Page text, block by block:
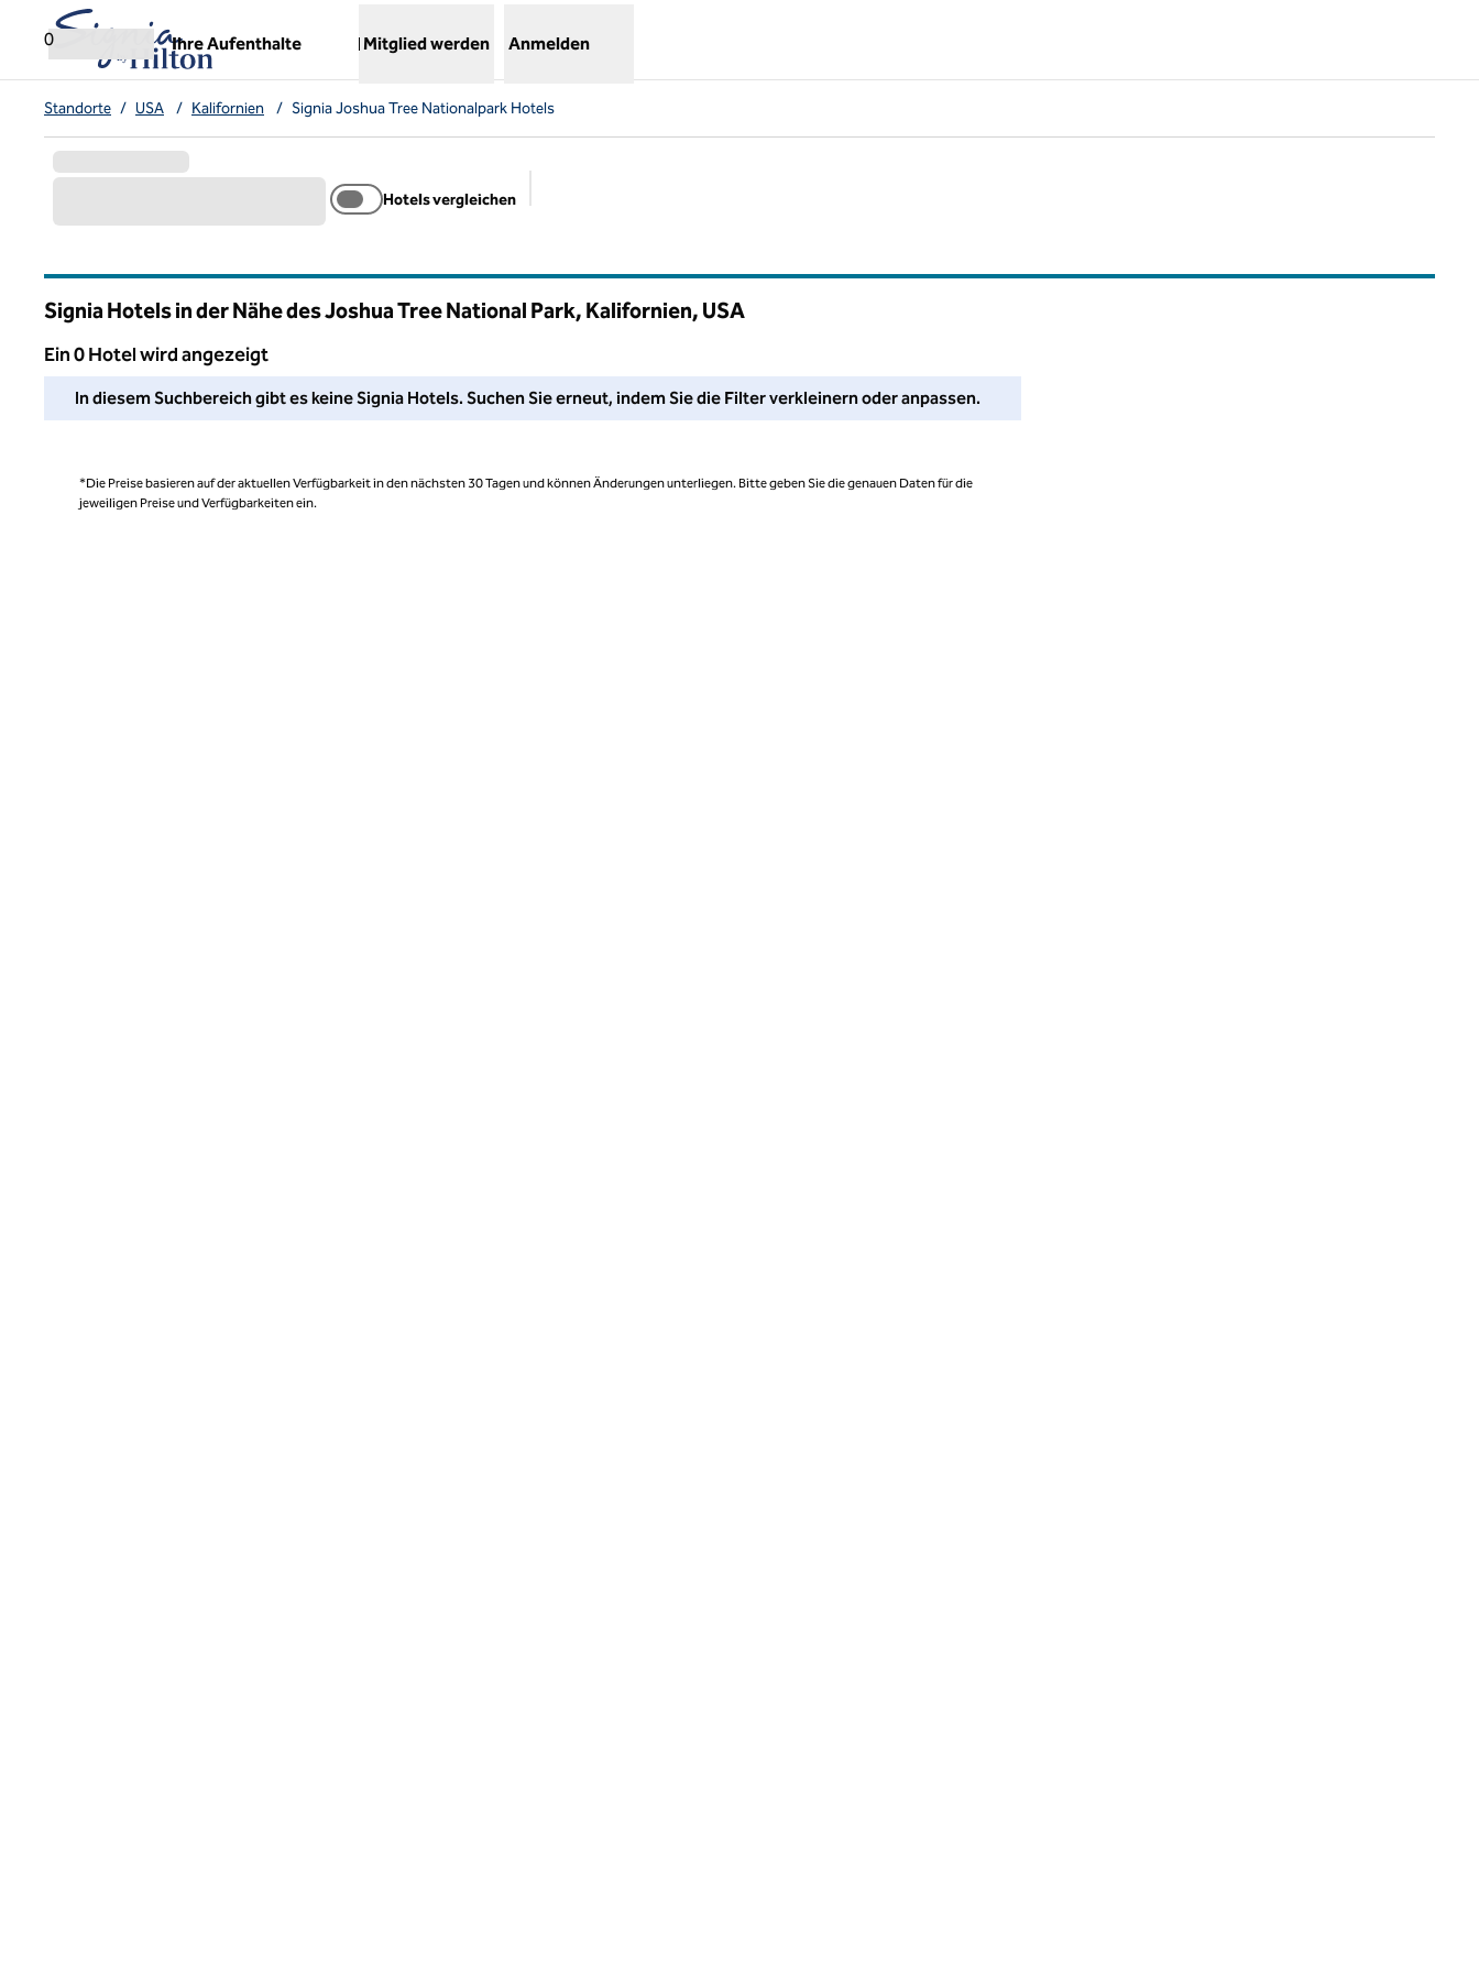
Weiter zum Inhalt
0
Ihre Aufenthalte Mitglied werden Anmelden
Standorte / USA / Kalifornien / Signia Joshua Tree Nationalpark Hotels
Hotels vergleichen
Signia Hotels in der Nähe des Joshua Tree National Park, Kalifornien, USA
Ein 0 Hotel wird angezeigt
Wir konnten in diesem Bereich kein Hotel für Sie finden. Passen Sie Ihre Filter an oder versuchen Sie, den Suchbereich zu vergrößern, um mehr Ergebnisse zu erhalten.
In diesem Suchbereich gibt es keine Signia Hotels. Suchen Sie erneut, indem Sie die Filter verkleinern oder anpassen.
*Die Preise basieren auf der aktuellen Verfügbarkeit in den nächsten 30 Tagen und können Änderungen unterliegen. Bitte geben Sie die genauen Daten für die
jeweiligen Preise und Verfügbarkeiten ein.